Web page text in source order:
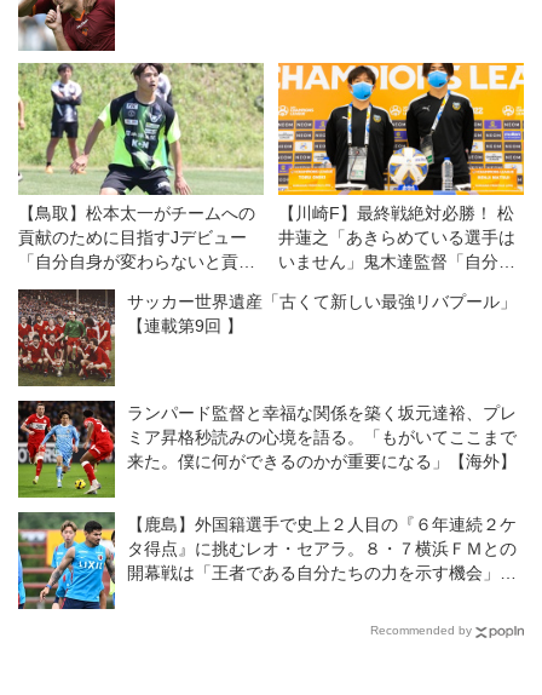
【鳥取】松本太一がチームへの
貢献のために目指すJデビュー
「自分自身が変わらないと貢献
できない」
【川崎F】最終戦絶対必勝！ 松
井蓮之「あきらめている選手は
いません」鬼木達監督「自分が
サッカー世界遺産「古くて新しい最強リバプール」
【連載第9回 】
ランパード監督と幸福な関係を築く坂元達裕、プレ
ミア昇格秒読みの心境を語る。「もがいてここまで
来た。僕に何ができるのかが重要になる」【海外】
【鹿島】外国籍選手で史上２人目の『６年連続２ケ
タ得点』に挑むレオ・セアラ。８・７横浜ＦＭとの
開幕戦は「王者である自分たちの力を示す機会」と
Recommended by